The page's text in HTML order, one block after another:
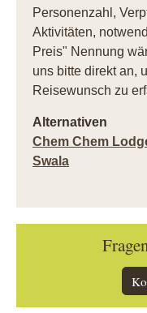
Personenzahl,
Aktivitäten,
Preis" Nennung
uns bitte direkt an,
Reisewunsch zu
Alternativen
Chem Chem
Swala